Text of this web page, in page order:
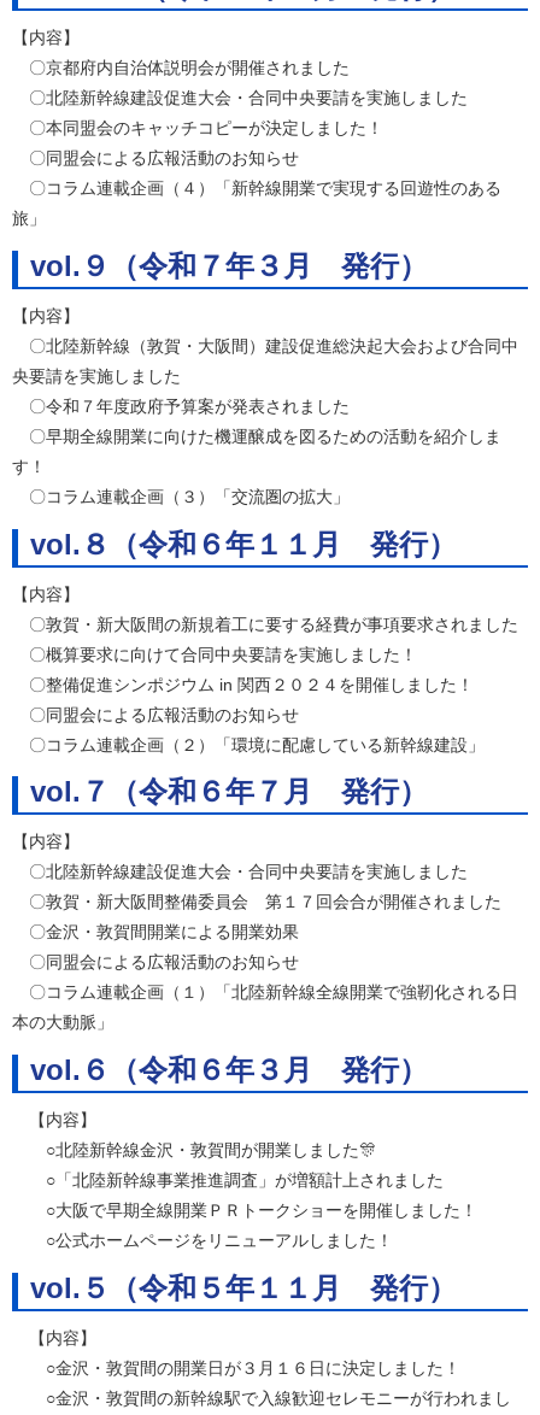
【内容】
〇京都府内自治体説明会が開催されました
〇北陸新幹線建設促進大会・合同中央要請を実施しました
〇本同盟会のキャッチコピーが決定しました！
〇同盟会による広報活動のお知らせ
〇コラム連載企画（４）「新幹線開業で実現する回遊性のある
旅」
vol.９（令和７年３月 発行）
【内容】
〇北陸新幹線（敦賀・大阪間）建設促進総決起大会および合同中
央要請を実施しました
〇令和７年度政府予算案が発表されました
〇早期全線開業に向けた機運醸成を図るための活動を紹介しま
す！
〇コラム連載企画（３）「交流圏の拡大」
vol.８（令和６年１１月 発行）
【内容】
〇敦賀・新大阪間の新規着工に要する経費が事項要求されました
〇概算要求に向けて合同中央要請を実施しました！
〇整備促進シンポジウム in 関西２０２４を開催しました！
〇同盟会による広報活動のお知らせ
〇コラム連載企画（２）「環境に配慮している新幹線建設」
vol.７（令和６年７月 発行）
【内容】
〇北陸新幹線建設促進大会・合同中央要請を実施しました
〇敦賀・新大阪間整備委員会 第１７回会合が開催されました
〇金沢・敦賀間開業による開業効果
〇同盟会による広報活動のお知らせ
〇コラム連載企画（１）「北陸新幹線全線開業で強靭化される日
本の大動脈」
vol.６（令和６年３月 発行）
【内容】
○北陸新幹線金沢・敦賀間が開業しました🎊
○「北陸新幹線事業推進調査」が増額計上されました
○大阪で早期全線開業ＰＲトークショーを開催しました！
○公式ホームページをリニューアルしました！
vol.５（令和５年１１月 発行）
【内容】
○金沢・敦賀間の開業日が３月１６日に決定しました！
○金沢・敦賀間の新幹線駅で入線歓迎セレモニーが行われまし